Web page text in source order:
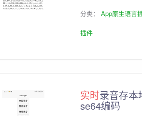
分类：App原生语言
插件
实时录音存本
se64编码